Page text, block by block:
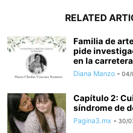
RELATED
Familia de
pide
en la
Diana Manzo - 04/
Capítulo 2:
síndrome de
Pagina3.mx - 30/